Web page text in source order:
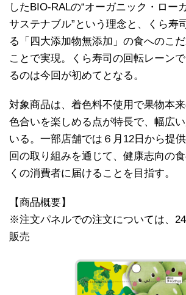
したBIO-RALの“オーガニック・ロー
サステナブル”という理念と、くら寿
る「四大添加物無添加」の食へのこ
ことで実現。くら寿司の回転レーン
るのは今回が初めてとなる。
対象商品は、着色料不使用で果物本
色合いを楽しめる点が特長で、幅広
いる。一部店舗では６月12日から提
回の取り組みを通じて、健康志向の
くの消費者に届けることを目指す。
【商品概要】
※注文パネルでの注文については、
販売